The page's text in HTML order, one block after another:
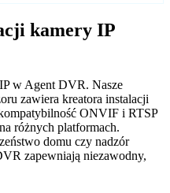
kamery IP
w Agent DVR. Nasze
zawiera kreatora instalacji
ONVIF i RTSP
różnych platformach.
domu czy nadzór
zapewniają niezawodny,